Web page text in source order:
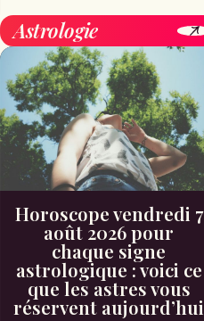
Astrologie
Horoscope vendredi 7
août 2026 pour
chaque signe
astrologique : voici ce
que les astres vous
réservent aujourd’hui